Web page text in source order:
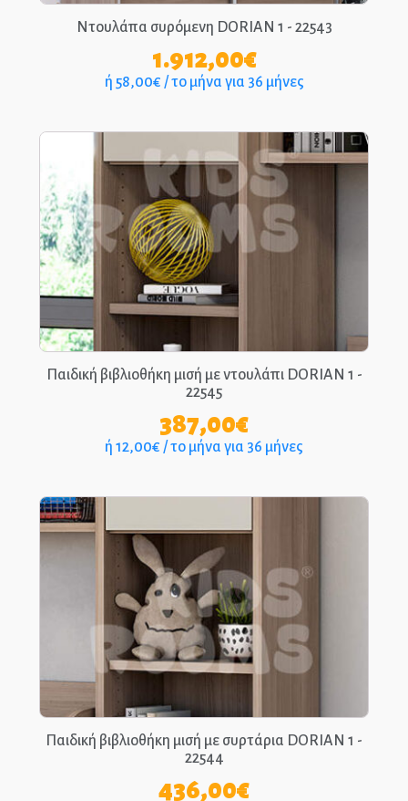
Ντουλάπα συρόμενη DORIAN 1 - 22543
1.912,00€
ή 58,00€ / το μήνα για 36 μήνες
Παιδική βιβλιοθήκη μισή με ντουλάπι DORIAN 1 -
22545
387,00€
ή 12,00€ / το μήνα για 36 μήνες
Παιδική βιβλιοθήκη μισή με συρτάρια DORIAN 1 -
22544
436,00€